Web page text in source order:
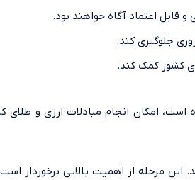
قابل اعتماد آگاه خواهند بود.
جلوگیری کند.
کشور کمک کند.
است، امکان انجام مبادلات ارزی و
مرحله از اهمیت بالایی برخوردار